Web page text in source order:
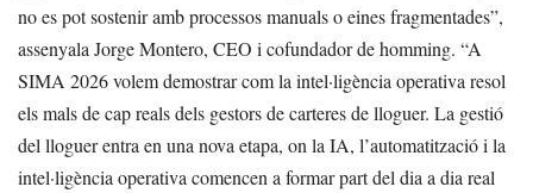
no es pot sostenir amb processos manuals o eines fragmentades”,
assenyala Jorge Montero, CEO i cofundador de homming. “A
SIMA 2026 volem demostrar com la intel·ligència operativa resol
els mals de cap reals dels gestors de carteres de lloguer. La gestió
del lloguer entra en una nova etapa, on la IA, l’automatització i la
intel·ligència operativa comencen a formar part del dia a dia real